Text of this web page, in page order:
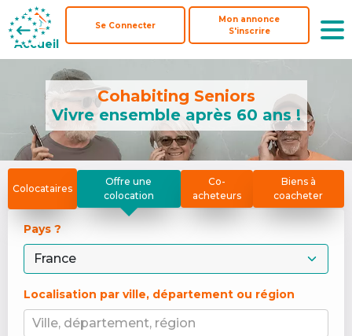
Accueil
Se Connecter
Mon annonce
S'inscrire
Accueil
Se Connecter
Mon annonce
S'inscrire
Cohabiting Seniors
Vivre ensemble après 60 ans !
Colocataires
Offre une
colocation
Co-
acheteurs
Biens à
coacheter
Pays ?
Localisation par ville, département ou région
Ville, département, région